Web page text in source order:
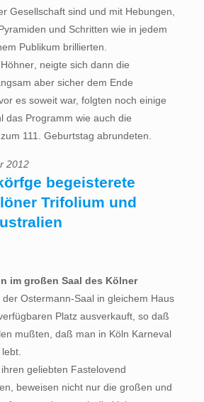
Gesellschaft sind und mit Hebungen,
und Schritten wie in jedem
Publikum brillierten.
neigte sich dann die
aber sicher dem Ende
es soweit war, folgten noch einige
das Programm wie auch die
111. Geburtstag abrundeten.
2012
begeisterete
Trifolium und
im großen Saal des Kölner
der Ostermann-Saal in gleichem Haus
Platz ausverkauft, so daß
mußten, daß man in Köln Karneval
geliebten Fastelovend
beweisen nicht nur die großen und